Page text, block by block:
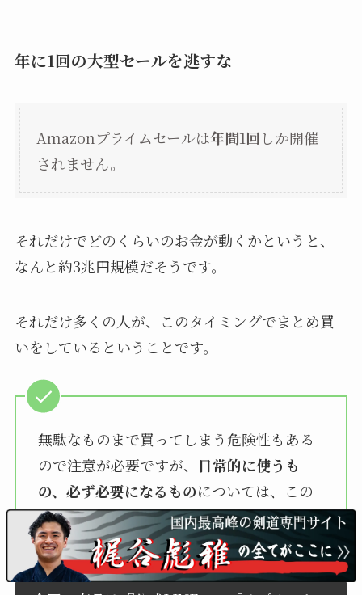
年に1回の大型セールを逃すな
Amazonプライムセールは年間1回しか開催
されません。
それだけでどのくらいのお金が動くかというと、
なんと約3兆円規模だそうです。
それだけ多くの人が、このタイミングでまとめ買
いをしているということです。
無駄なものまで買ってしまう危険性もある
ので注意が必要ですが、
日常的に使うも
の、必ず必要になるものについては、この
タイミングで購入するのが賢明です。